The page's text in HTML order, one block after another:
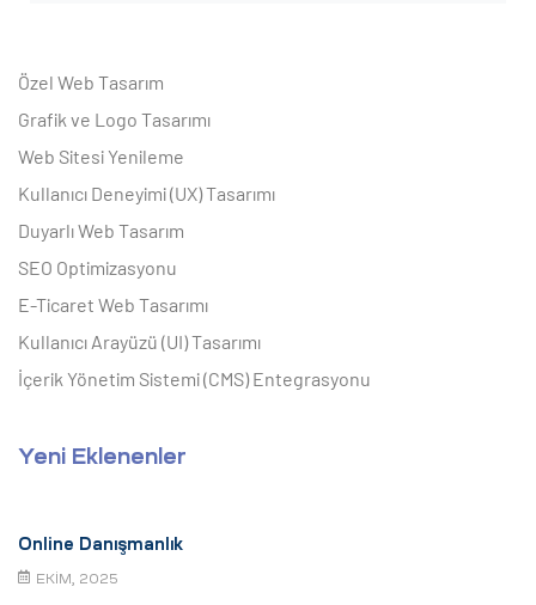
Özel Web Tasarım
Grafik ve Logo Tasarımı
Web Sitesi Yenileme
Kullanıcı Deneyimi (UX) Tasarımı
Duyarlı Web Tasarım
SEO Optimizasyonu
E-Ticaret Web Tasarımı
Kullanıcı Arayüzü (UI) Tasarımı
İçerik Yönetim Sistemi (CMS) Entegrasyonu
Yeni Eklenenler
Online Danışmanlık
EKIM, 2025